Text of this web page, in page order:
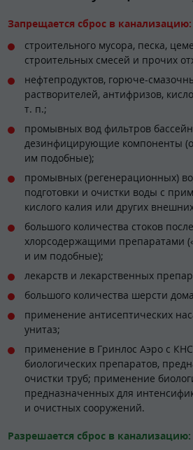
Запрещается сброс в канализацию:
строительного мусора, песка,
строительных смесей и прочих
нефтепродуктов, горюче-
растворителей, антифризов,
т. п.;
промывных вод фильтров
дезинфицирующие компоненты
им подобные);
промывных (регенерационных)
подготовки и очистки воды с
кислого калия или других
большого количества стоков
хлорсодержащими препаратами
и им подобные);
лекарств и лекарственных
большого количества шерсти
применение антисептических
унитаз;
применение в Гринлос Аэро с
биологических препаратов,
очистки труб; применение
предназначенных для
и очистных сооружений.
Разрешается сброс в канализацию: